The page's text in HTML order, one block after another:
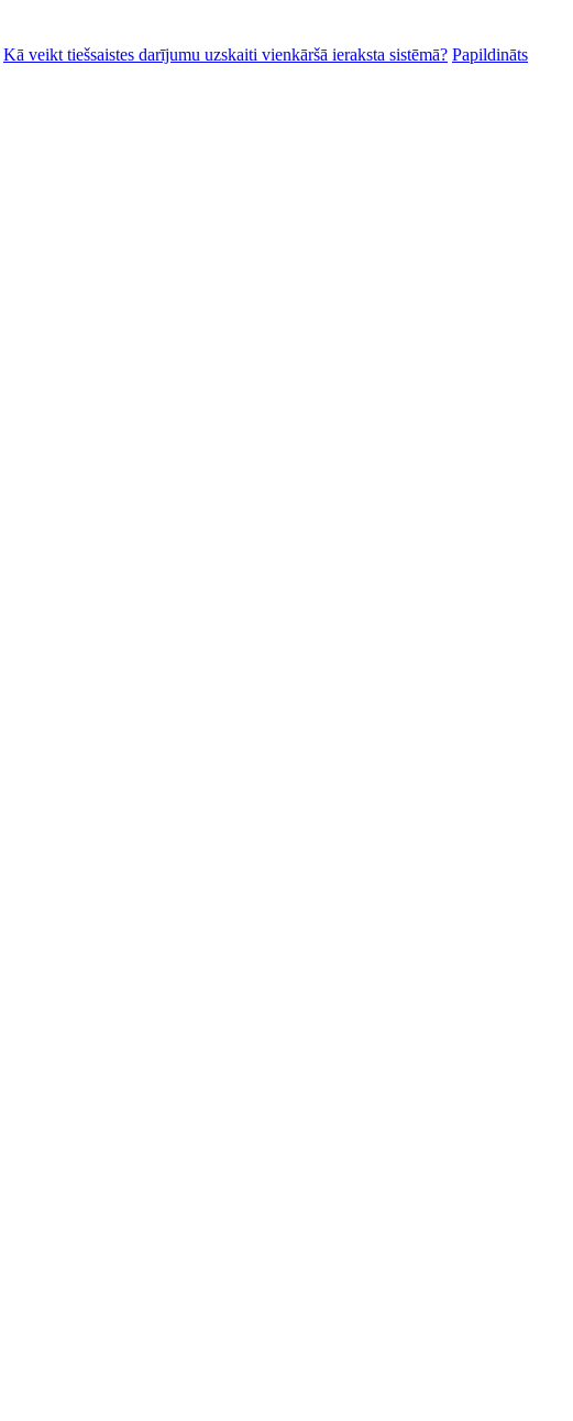
Kā veikt tiešsaistes darījumu uzskaiti vienkāršā ieraksta sistēmā? Papildināts